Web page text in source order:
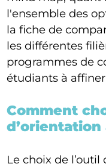
l'ensemble des
la fiche de
les différentes
programmes de
étudiants à
Comment
d’orientation
Le choix de